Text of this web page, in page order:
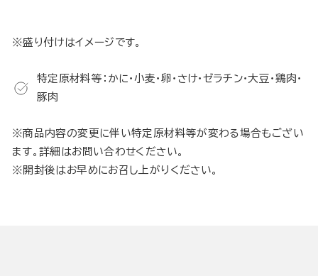
※盛り付けはイメージです。
特定原材料等：かに・小麦・卵・さけ・ゼラチン・大豆・鶏肉・
豚肉
※商品内容の変更に伴い特定原材料等が変わる場合もござい
ます。詳細はお問い合わせください。
※開封後はお早めにお召し上がりください。